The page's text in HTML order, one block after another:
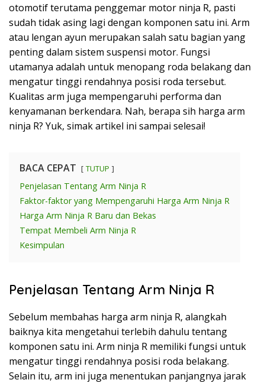
otomotif terutama penggemar motor ninja R, pasti
sudah tidak asing lagi dengan komponen satu ini. Arm
atau lengan ayun merupakan salah satu bagian yang
penting dalam sistem suspensi motor. Fungsi
utamanya adalah untuk menopang roda belakang dan
mengatur tinggi rendahnya posisi roda tersebut.
Kualitas arm juga mempengaruhi performa dan
kenyamanan berkendara. Nah, berapa sih harga arm
ninja R? Yuk, simak artikel ini sampai selesai!
BACA CEPAT TUTUP
Penjelasan Tentang Arm Ninja R
Faktor-faktor yang Mempengaruhi Harga Arm Ninja R
Harga Arm Ninja R Baru dan Bekas
Tempat Membeli Arm Ninja R
Kesimpulan
Penjelasan Tentang Arm Ninja R
Sebelum membahas harga arm ninja R, alangkah
baiknya kita mengetahui terlebih dahulu tentang
komponen satu ini. Arm ninja R memiliki fungsi untuk
mengatur tinggi rendahnya posisi roda belakang.
Selain itu, arm ini juga menentukan panjangnya jarak